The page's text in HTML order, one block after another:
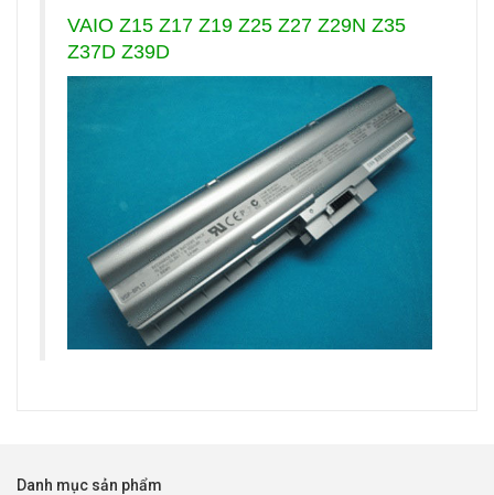
VAIO Z15 Z17 Z19 Z25 Z27 Z29N Z35
Z37D Z39D
Danh mục sản phẩm